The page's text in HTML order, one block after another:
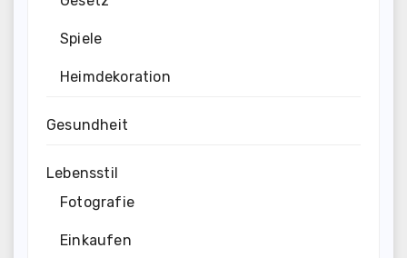
Spiele
Heimdekoration
Gesundheit
Lebensstil
Fotografie
Einkaufen